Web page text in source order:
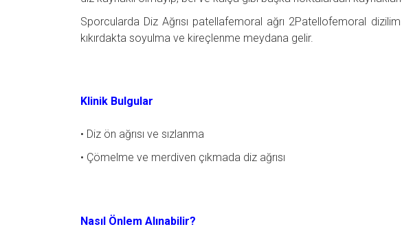
Sporcularda Diz Ağrısı patellafemoral ağrı 2Patellofemoral
kıkırdakta soyulma ve kireçlenme meydana gelir.
Klinik Bulgular
• Diz ön ağrısı ve sızlanma
• Çömelme ve merdiven çıkmada diz ağrısı
Nasıl Önlem Alınabilir?